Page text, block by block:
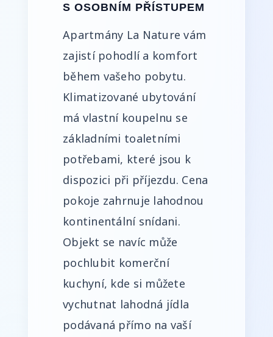
S OSOBNÍM PŘÍSTUPEM
Apartmány La Nature vám
zajistí pohodlí a komfort
během vašeho pobytu.
Klimatizované ubytování
má vlastní koupelnu se
základními toaletními
potřebami, které jsou k
dispozici při příjezdu. Cena
pokoje zahrnuje lahodnou
kontinentální snídani.
Objekt se navíc může
pochlubit komerční
kuchyní, kde si můžete
vychutnat lahodná jídla
podávaná přímo na vaší